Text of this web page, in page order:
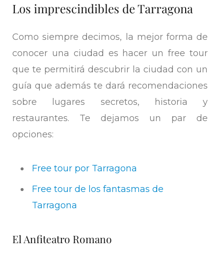
Los imprescindibles de Tarragona
Como siempre decimos, la mejor forma de
conocer una ciudad es hacer un free tour
que te permitirá descubrir la ciudad con un
guía que además te dará recomendaciones
sobre lugares secretos, historia y
restaurantes. Te dejamos un par de
opciones:
Free tour por Tarragona
Free tour de los fantasmas de
Tarragona
El Anfiteatro Romano